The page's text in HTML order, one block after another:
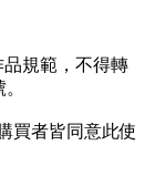
規範，不得轉
買者皆同意此使